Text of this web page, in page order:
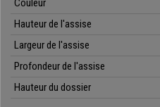
• Accoudoirs réglables en hauteur
• Revêtement en tissu résistant,
• Qualité de fabrication, très
Couleur
Hauteur de l'assise
Largeur de l'assise
Profondeur de l'assise
Hauteur du dossier